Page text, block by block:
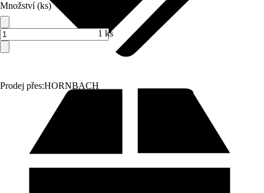
Prodej přes:HORNBACH
Množství (ks)
1 ks